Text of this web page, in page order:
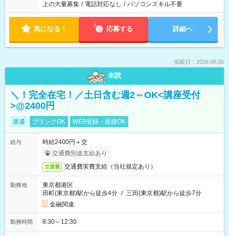
上の大量募集 / 電話対応なし / パソコンスキル不要
気になる！ 応募する 詳細へ
掲載日：2026.08.06
未読
＼！完全在宅！／土日含む週2～OK<講座受付
>@2400円
派遣 ブランクOK WEB登録・面接OK
給与
時給2400円＋交
交通費別途支給あり
交通費 交通費実費支給（当社規定あり）
勤務地
東京都港区
田町(東京都)駅から徒歩4分 / 三田(東京都)駅から徒歩7分
金融関連
勤務時間 8:30～12:30